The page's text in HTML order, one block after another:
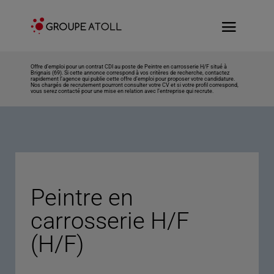
Offre d’emploi pour un contrat CDI au poste de Peintre en carrosserie H/F situé à
Brignais (69). Si cette annonce correspond à vos critères de recherche, contactez
rapidement l’agence qui publie cette offre d’emploi pour proposer votre candidature.
Nos chargés de recrutement pourront consulter votre CV et si votre profil correspond,
vous serez contacté pour une mise en relation avec l’entreprise qui recrute.
Peintre en
carrosserie H/F
(H/F)